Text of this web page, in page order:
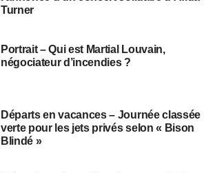
Turner
Portrait – Qui est Martial Louvain,
négociateur d’incendies ?
Départs en vacances – Journée classée
verte pour les jets privés selon « Bison
Blindé »